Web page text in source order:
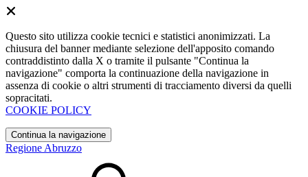
Questo sito utilizza cookie tecnici e statistici anonimizzati. La
chiusura del banner mediante selezione dell'apposito comando
contraddistinto dalla X o tramite il pulsante "Continua la
navigazione" comporta la continuazione della navigazione in
assenza di cookie o altri strumenti di tracciamento diversi da quelli
sopracitati.
COOKIE POLICY
Continua la navigazione
Regione Abruzzo